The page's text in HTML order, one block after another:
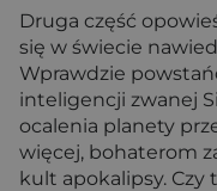
Druga część
się w świecie
Wprawdzie
inteligencji zwanej
ocalenia planety
więcej, bohaterom
kult apokalipsy. Czy